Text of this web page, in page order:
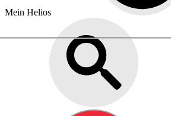
Mein Helios